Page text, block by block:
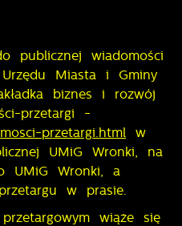
publicznej wiadomości
Miasta i Gminy
biznes i rozwój
przetargi -
przetargi.html w
UMiG Wronki, na
UMiG Wronki, a
w prasie.
wiąże się